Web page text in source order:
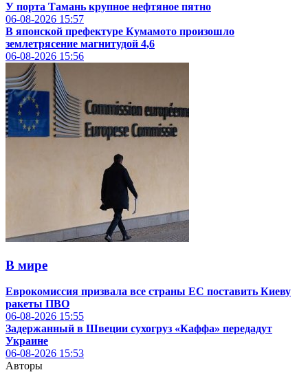
У порта Тамань крупное нефтяное пятно
06-08-2026 15:57
В японской префектуре Кумамото произошло
землетрясение магнитудой 4,6
06-08-2026 15:56
В мире
Еврокомиссия призвала все страны ЕС поставить Киеву
ракеты ПВО
06-08-2026 15:55
Задержанный в Швеции сухогруз «Каффа» передадут
Украине
06-08-2026 15:53
Авторы